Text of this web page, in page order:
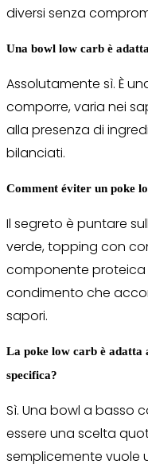
diversi senza
Una bowl low carb è
Assolutamente sì. È
comporre, varia nei
alla presenza di
bilanciati.
Comment éviter un poke
Il segreto è puntare
verde, topping con
componente proteica
condimento che
sapori.
La poke low carb è adatta
specifica?
Sì. Una bowl a basso
essere una scelta
semplicemente vuole